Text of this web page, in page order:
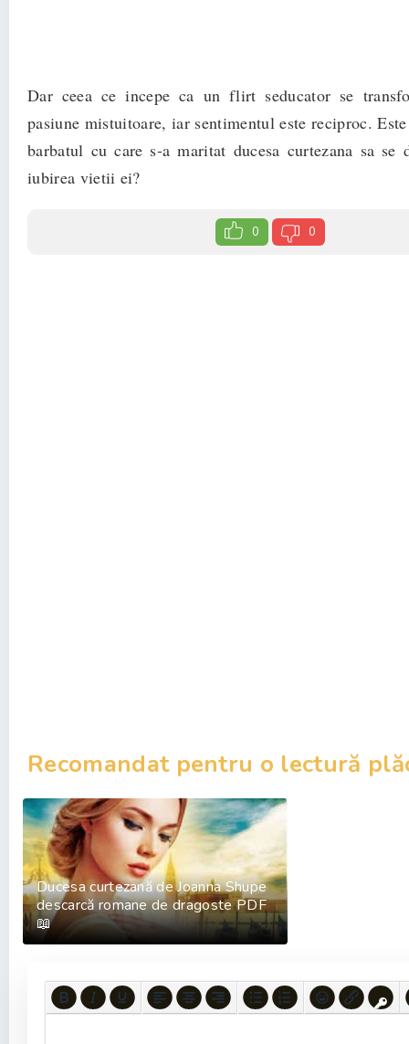
Dar ceea ce incepe ca un flirt seducator se
pasiune mistuitoare, iar sentimentul este reciproc.
barbatul cu care s-a maritat ducesa curtezana sa se
iubirea vietii ei?
0 0
Recomandat pentru o lectură
Ducesa curtezană de Joanna Shupe
descarcă romane de dragoste PDF
📖